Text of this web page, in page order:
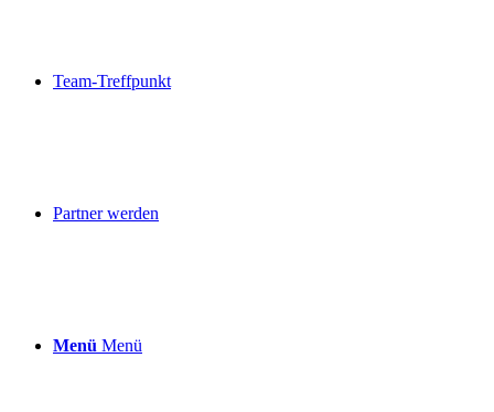
Team-Treffpunkt
Partner werden
Menü Menü